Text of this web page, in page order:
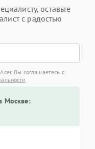
оставьте
с радостью
Вы соглашаетесь с
Москве: